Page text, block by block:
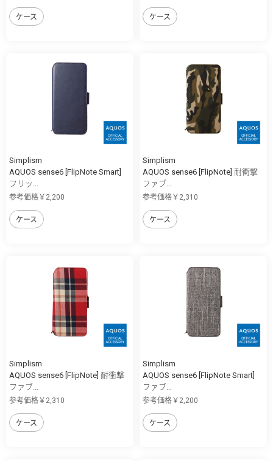
ケース ケース
Simplism
AQUOS sense6 [FlipNote Smart]
フリッ...
参考価格￥2,200
ケース
Simplism
AQUOS sense6 [FlipNote] 耐衝撃
ファブ...
参考価格￥2,310
ケース
Simplism
AQUOS sense6 [FlipNote] 耐衝撃
ファブ...
参考価格￥2,310
ケース
Simplism
AQUOS sense6 [FlipNote Smart]
ファブ...
参考価格￥2,200
ケース